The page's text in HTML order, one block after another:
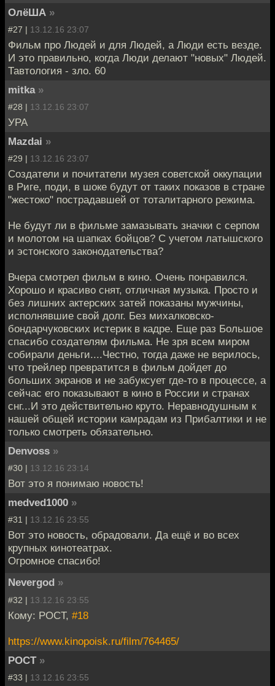
ОлёША »
#27 | 13.12.16 23:07
Фильм про Людей и для Людей, а Люди есть везде.
И это правильно, когда Люди делают "новых" Людей.
Тавтология - зло. 60
mitka »
#28 | 13.12.16 23:07
УРА
Mazdai »
#29 | 13.12.16 23:07
Создатели и почитатели музея советской оккупации
в Риге, поди, в шоке будут от таких показов в стране
"жестоко" пострадавшей от тоталитарного режима.
Не будут ли в фильме замазывать значки с серпом
и молотом на шапках бойцов? С учетом латышского
и эстонского законодательства?
Вчера смотрел фильм в кино. Очень понравился.
Хорошо и красиво снят, отличная музыка. Просто и
без лишних актерских затей показаны мужчины,
исполнявшие свой долг. Без михалковско-
бондарчуковских истерик в кадре. Еще раз Большое
спасибо создателям фильма. Не зря всем миром
собирали деньги....Честно, тогда даже не верилось,
что трейлер превратится в фильм дойдет до
больших экранов и не забуксует где-то в процессе, а
сейчас его показывают в кино в России и странах
снг...И это действительно круто. Неравнодушным к
нашей общей истории камрадам из Прибалтики и не
только смотреть обязательно.
Denvoss »
#30 | 13.12.16 23:14
Вот это я понимаю новость!
medved1000 »
#31 | 13.12.16 23:55
Вот это новость, обрадовали. Да ещё и во всех
крупных кинотеатрах.
Огромное спасибо!
Nevergod »
#32 | 13.12.16 23:55
Кому: POCT, #18
https://www.kinopoisk.ru/film/764465/
POCT »
#33 | 13.12.16 23:55